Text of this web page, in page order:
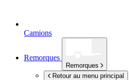
Camions
Remorques
Remorques
Retour au menu principal